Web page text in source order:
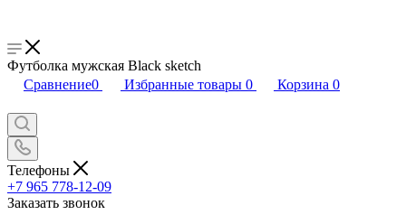
Футболка мужская Black sketch
Сравнение0 Избранные товары 0 Корзина 0
Телефоны
+7 965 778-12-09
Заказать звонок